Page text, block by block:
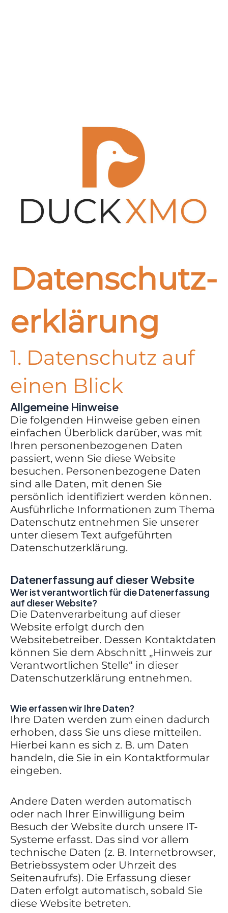
Datenschutz­
erklärung
1. Datenschutz auf
einen Blick
Allgemeine Hinweise
Die folgenden Hinweise geben einen
einfachen Überblick darüber, was mit
Ihren personenbezogenen Daten
passiert, wenn Sie diese Website
besuchen. Personenbezogene Daten
sind alle Daten, mit denen Sie
persönlich identifiziert werden können.
Ausführliche Informationen zum Thema
Datenschutz entnehmen Sie unserer
unter diesem Text aufgeführten
Datenschutzerklärung.
Datenerfassung auf dieser Website
Wer ist verantwortlich für die Datenerfassung
auf dieser Website?
Die Datenverarbeitung auf dieser
Website erfolgt durch den
Websitebetreiber. Dessen Kontaktdaten
können Sie dem Abschnitt „Hinweis zur
Verantwortlichen Stelle“ in dieser
Datenschutzerklärung entnehmen.
Wie erfassen wir Ihre Daten?
Ihre Daten werden zum einen dadurch
erhoben, dass Sie uns diese mitteilen.
Hierbei kann es sich z. B. um Daten
handeln, die Sie in ein Kontaktformular
eingeben.
Andere Daten werden automatisch
oder nach Ihrer Einwilligung beim
Besuch der Website durch unsere IT-
Systeme erfasst. Das sind vor allem
technische Daten (z. B. Internetbrowser,
Betriebssystem oder Uhrzeit des
Seitenaufrufs). Die Erfassung dieser
Daten erfolgt automatisch, sobald Sie
diese Website betreten.